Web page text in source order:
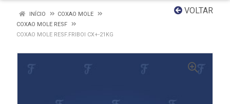
VOLTAR
INÍCIO
COXAO MOLE
COXAO MOLE RESF
COXAO MOLE RESF.FRIBOI CX+-21KG